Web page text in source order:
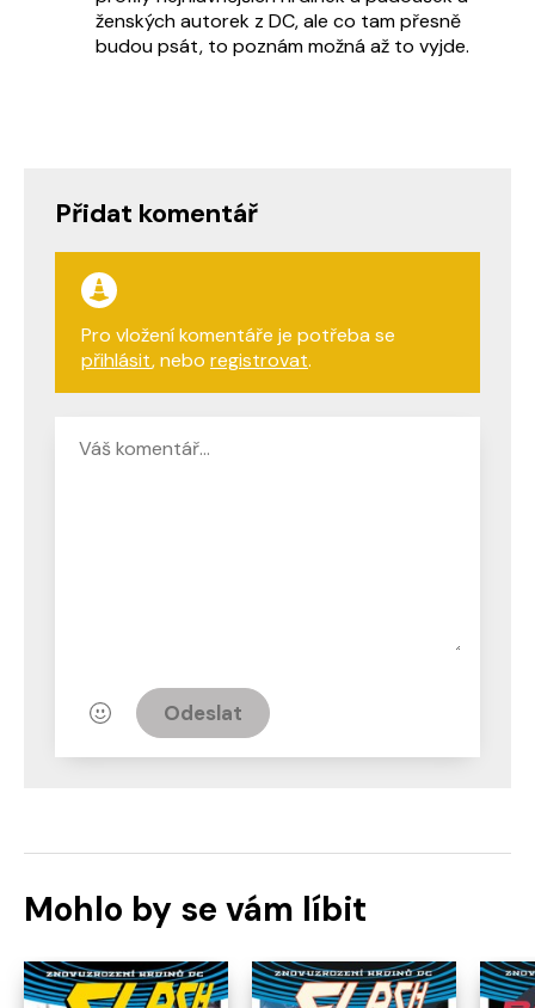
ženských autorek z DC, ale co tam přesně
budou psát, to poznám možná až to vyjde.
Přidat komentář
Pro vložení komentáře je potřeba se
přihlásit, nebo registrovat.
Odeslat
Mohlo by se vám líbit